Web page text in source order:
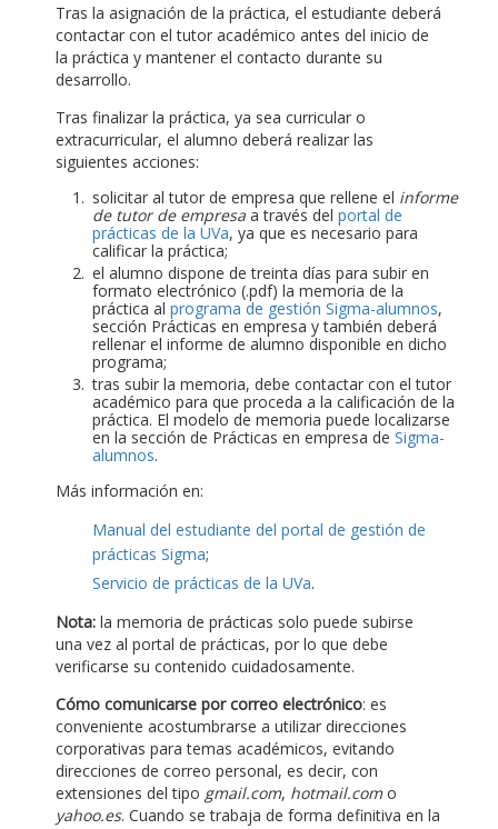
Tras la asignación de la práctica, el estudiante deberá
contactar con el tutor académico antes del inicio de
la práctica y mantener el contacto durante su
desarrollo.
Tras finalizar la práctica, ya sea curricular o
extracurricular, el alumno deberá realizar las
siguientes acciones:
solicitar al tutor de empresa que rellene el informe
de tutor de empresa a través del portal de
prácticas de la UVa, ya que es necesario para
calificar la práctica;
el alumno dispone de treinta días para subir en
formato electrónico (.pdf) la memoria de la
práctica al programa de gestión Sigma-alumnos,
sección Prácticas en empresa y también deberá
rellenar el informe de alumno disponible en dicho
programa;
tras subir la memoria, debe contactar con el tutor
académico para que proceda a la calificación de la
práctica. El modelo de memoria puede localizarse
en la sección de Prácticas en empresa de Sigma-
alumnos.
Más información en:
Manual del estudiante del portal de gestión de
prácticas Sigma;
Servicio de prácticas de la UVa.
Nota: la memoria de prácticas solo puede subirse
una vez al portal de prácticas, por lo que debe
verificarse su contenido cuidadosamente.
Cómo comunicarse por correo electrónico: es
conveniente acostumbrarse a utilizar direcciones
corporativas para temas académicos, evitando
direcciones de correo personal, es decir, con
extensiones del tipo gmail.com, hotmail.como
yahoo.es. Cuando se trabaja de forma definitiva en la